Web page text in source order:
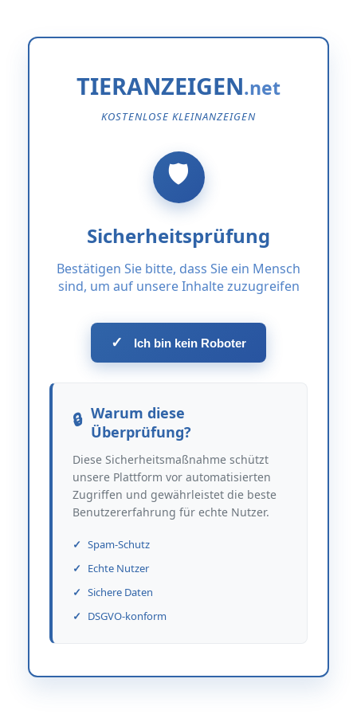
TIERANZEIGEN
KOSTENLOSE KLEINANZEIGEN
Sicherheitsprüfung
Bestätigen Sie bitte, dass Sie ein Mensch
sind, um auf unsere Inhalte zuzugreifen
✓ Ich bin kein Roboter
Warum diese
Überprüfung?
Diese Sicherheitsmaßnahme schützt
unsere Plattform vor automatisierten
Zugriffen und gewährleistet die beste
Benutzererfahrung für echte Nutzer.
Spam-Schutz
Echte Nutzer
Sichere Daten
DSGVO-konform